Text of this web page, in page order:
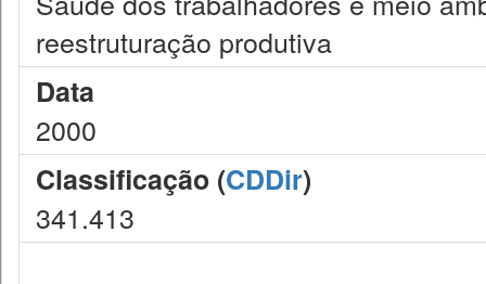
reestruturação produtiva
Data
2000
Classificação (CDDir)
341.413